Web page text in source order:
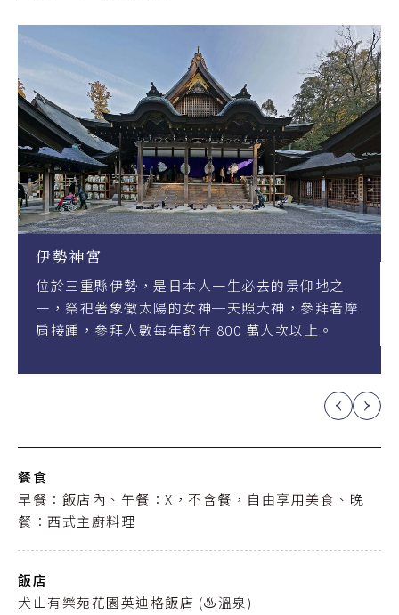
縣伊勢，是日本人一生必去的景仰地之
著象徵太陽的女神─天照大神，參拜者摩
參拜人數每年都在 800 萬人次以上。
犬山有樂苑
開幕營業，
興建為4層
排，緊鄰
餐食
早餐：飯店內、午餐：X，不含餐，自由享用美食、晚
餐：西式主廚料理
飯店
犬山有樂苑花園英迪格飯店 (♨️溫泉)